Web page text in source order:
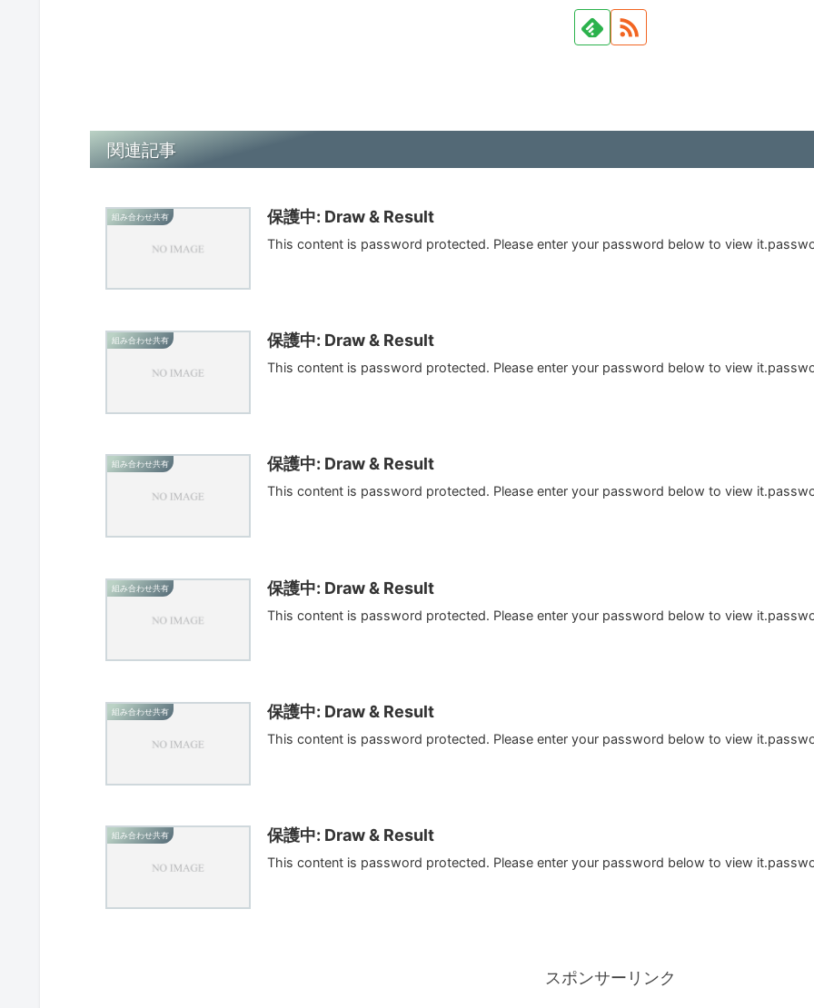
関連記事
組み合わせ共有 保護中: Draw & Result
This content is password protected. Please enter your password below to view
組み合わせ共有 保護中: Draw & Result
This content is password protected. Please enter your password below to view
組み合わせ共有 保護中: Draw & Result
This content is password protected. Please enter your password below to view
組み合わせ共有 保護中: Draw & Result
This content is password protected. Please enter your password below to view
組み合わせ共有 保護中: Draw & Result
This content is password protected. Please enter your password below to view
組み合わせ共有 保護中: Draw & Result
This content is password protected. Please enter your password below to view
スポンサーリンク